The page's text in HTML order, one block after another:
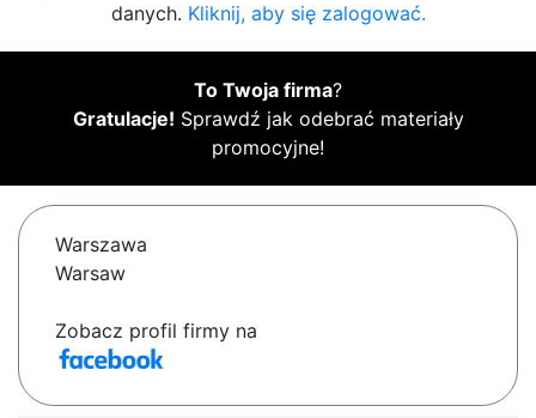
danych. Kliknij, aby się zalogować.
To Twoja firma?
Gratulacje! Sprawdź jak odebrać materiały
promocyjne!
Warszawa
Warsaw
Zobacz profil firmy na